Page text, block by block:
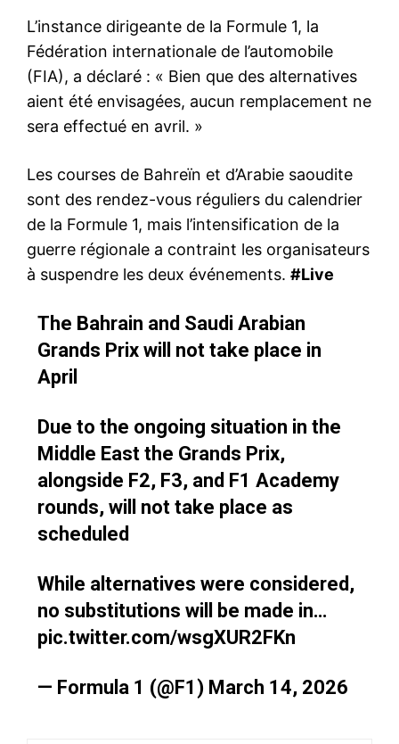
L’instance dirigeante de la Formule 1, la
Fédération internationale de l’automobile
(FIA), a déclaré : « Bien que des alternatives
aient été envisagées, aucun remplacement ne
sera effectué en avril. »
Les courses de Bahreïn et d’Arabie saoudite
sont des rendez-vous réguliers du calendrier
de la Formule 1, mais l’intensification de la
guerre régionale a contraint les organisateurs
à suspendre les deux événements. #Live
The Bahrain and Saudi Arabian
Grands Prix will not take place in
April
Due to the ongoing situation in the
Middle East the Grands Prix,
alongside F2, F3, and F1 Academy
rounds, will not take place as
scheduled
While alternatives were considered,
no substitutions will be made in…
pic.twitter.com/wsgXUR2FKn
— Formula 1 (@F1) March 14, 2026